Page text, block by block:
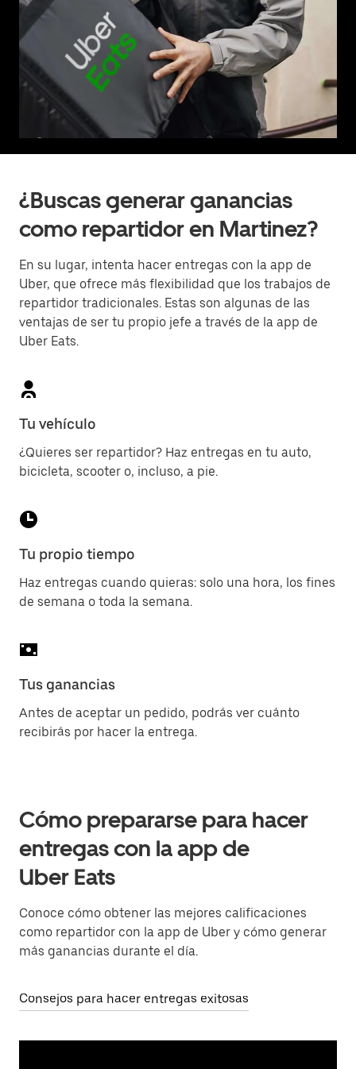
¿Buscas generar ganancias
como repartidor en Martinez?
En su lugar, intenta hacer entregas con la app de
Uber, que ofrece más flexibilidad que los trabajos de
repartidor tradicionales. Estas son algunas de las
ventajas de ser tu propio jefe a través de la app de
Uber Eats.
Tu vehículo
¿Quieres ser repartidor? Haz entregas en tu auto,
bicicleta, scooter o, incluso, a pie.
Tu propio tiempo
Haz entregas cuando quieras: solo una hora, los fines
de semana o toda la semana.
Tus ganancias
Antes de aceptar un pedido, podrás ver cuánto
recibirás por hacer la entrega.
Cómo prepararse para hacer
entregas con la app de
Uber Eats
Conoce cómo obtener las mejores calificaciones
como repartidor con la app de Uber y cómo generar
más ganancias durante el día.
Consejos para hacer entregas exitosas